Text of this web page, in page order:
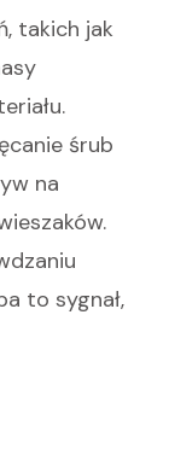
takich jak
śrub
na
to sygnał,